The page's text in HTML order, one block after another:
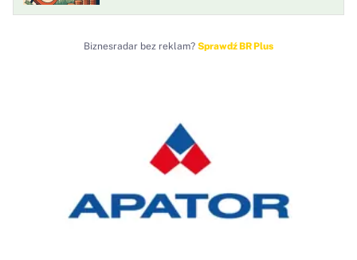
Biznesradar bez reklam? Sprawdź BR Plus